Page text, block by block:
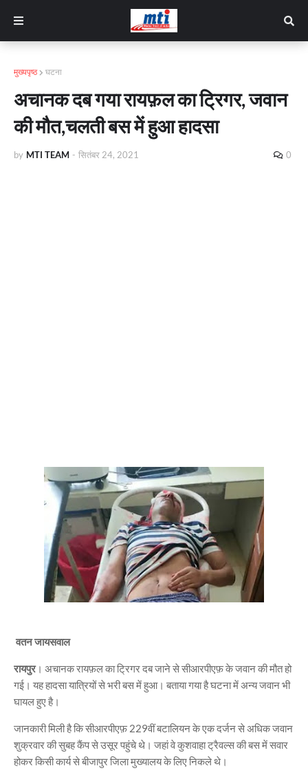
मुख्यपृष्ठ घटना
अचानक दब गया रायफ़ल का ट्रिगर, जवान
की मौत,चलती बस में हुआ हादसा
by MTI TEAM - सितंबर 24, 2021 0
वतन जायसवाल
रायपुर। अचानक रायफ़ल का ट्रिगर दब जाने से सीआरपीएफ़ के जवान की मौत हो
गई। यह हादसा यात्रियों से भरी बस में हुआ। बताया गया है घटना में अन्य जवान भी
घायल हुए है।
जानकारी मिली है कि सीआरपीएफ़ 229वीं बटालियन के एक दर्जन से अधिक जवान
शुक्रवार की सुबह कैंप से उसूर पहुंचे थे। जहां वे कुशवाहा ट्रैवल्स की बस में सवार
होकर किसी कार्य से बीजापुर जिला मुख्यालय के लिए निकले थे।